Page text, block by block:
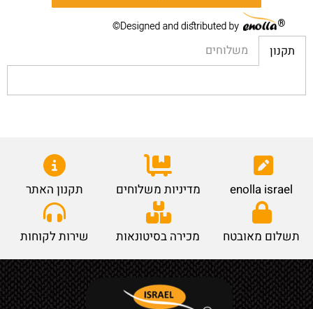
תקנון משלוחים
enolla israel מדיניות משלוחים תקנון האתר
תשלום מאובטח מכירה בסיטונאות שירות לקוחות